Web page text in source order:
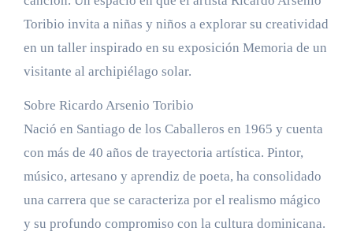
Toribio invita a niñas y niños a explorar su creatividad
en un taller inspirado en su exposición Memoria de un
visitante al archipiélago solar.
Sobre Ricardo Arsenio Toribio
Nació en Santiago de los Caballeros en 1965 y cuenta
con más de 40 años de trayectoria artística. Pintor,
músico, artesano y aprendiz de poeta, ha consolidado
una carrera que se caracteriza por el realismo mágico
y su profundo compromiso con la cultura dominicana.